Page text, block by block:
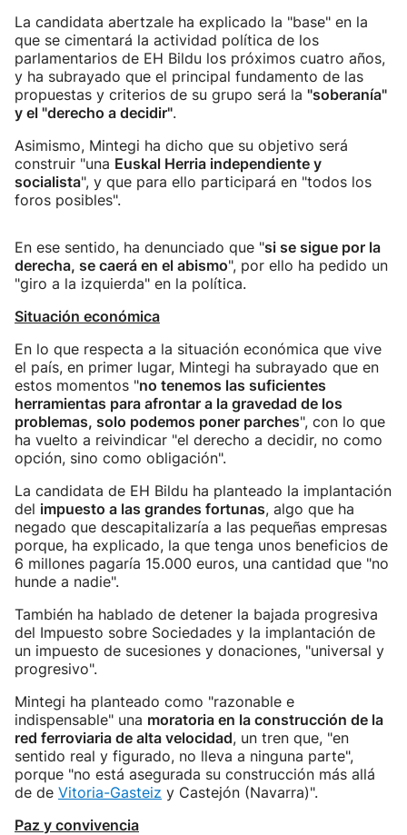
La candidata abertzale ha explicado la "base" en la
que se cimentará la actividad política de los
parlamentarios de EH Bildu los próximos cuatro años,
y ha subrayado que el principal fundamento de las
propuestas y criterios de su grupo será la "soberanía"
y el "derecho a decidir".
Asimismo, Mintegi ha dicho que su objetivo será
construir "una Euskal Herria independiente y
socialista", y que para ello participará en "todos los
foros posibles".
En ese sentido, ha denunciado que "si se sigue por la
derecha, se caerá en el abismo", por ello ha pedido un
"giro a la izquierda" en la política.
Situación económica
En lo que respecta a la situación económica que vive
el país, en primer lugar, Mintegi ha subrayado que en
estos momentos "no tenemos las suficientes
herramientas para afrontar a la gravedad de los
problemas, solo podemos poner parches", con lo que
ha vuelto a reivindicar "el derecho a decidir, no como
opción, sino como obligación".
La candidata de EH Bildu ha planteado la implantación
del impuesto a las grandes fortunas, algo que ha
negado que descapitalizaría a las pequeñas empresas
porque, ha explicado, la que tenga unos beneficios de
6 millones pagaría 15.000 euros, una cantidad que "no
hunde a nadie".
También ha hablado de detener la bajada progresiva
del Impuesto sobre Sociedades y la implantación de
un impuesto de sucesiones y donaciones, "universal y
progresivo".
Mintegi ha planteado como "razonable e
indispensable" una moratoria en la construcción de la
red ferroviaria de alta velocidad, un tren que, "en
sentido real y figurado, no lleva a ninguna parte",
porque "no está asegurada su construcción más allá
de de Vitoria-Gasteiz y Castejón (Navarra)".
Paz y convivencia